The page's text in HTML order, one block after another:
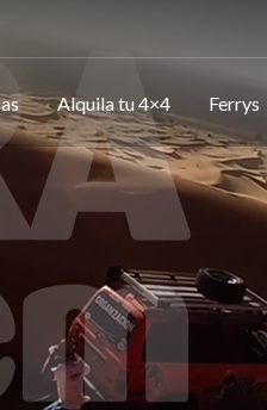
Alquila tu 4×4 Ferrys